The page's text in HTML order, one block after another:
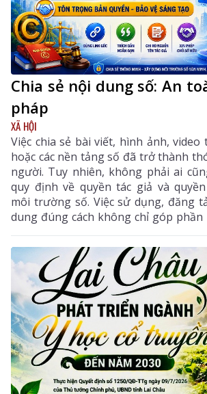
Chia sẻ nội dung số: An
pháp
XÃ HỘI
Việc chia sẻ bài viết, hình ảnh,
hoặc các nền tảng số đã trở thành
người. Tuy nhiên, không phải ai
quy định về quyền tác giả và
môi trường số. Việc sử dụng, đăng
dung đúng cách không chỉ góp
tuệ của tác giả, mà còn giúp mỗi cá
vi phạm pháp luật khi tham gia